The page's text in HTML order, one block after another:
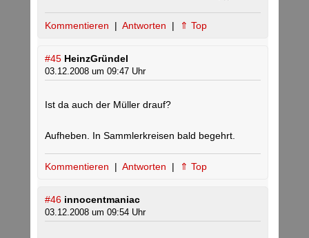
Kommentieren | Antworten | ⇑ Top
#45 HeinzGründel
03.12.2008 um 09:47 Uhr
Ist da auch der Müller drauf?
Aufheben. In Sammlerkreisen bald begehrt.
Kommentieren | Antworten | ⇑ Top
#46 innocentmaniac
03.12.2008 um 09:54 Uhr